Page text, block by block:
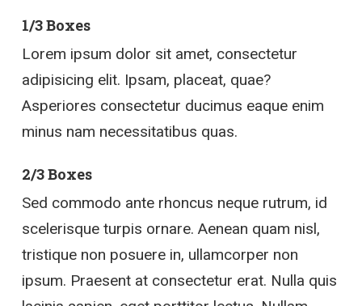
1/3 Boxes
Lorem ipsum dolor sit amet, consectetur
adipisicing elit. Ipsam, placeat, quae?
Asperiores consectetur ducimus eaque enim
minus nam necessitatibus quas.
2/3 Boxes
Sed commodo ante rhoncus neque rutrum, id
scelerisque turpis ornare. Aenean quam nisl,
tristique non posuere in, ullamcorper non
ipsum. Praesent at consectetur erat. Nulla quis